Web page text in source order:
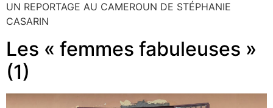
UN REPORTAGE AU CAMEROUN DE STÉPHANIE
CASARIN
Les « femmes fabuleuses »
(1)